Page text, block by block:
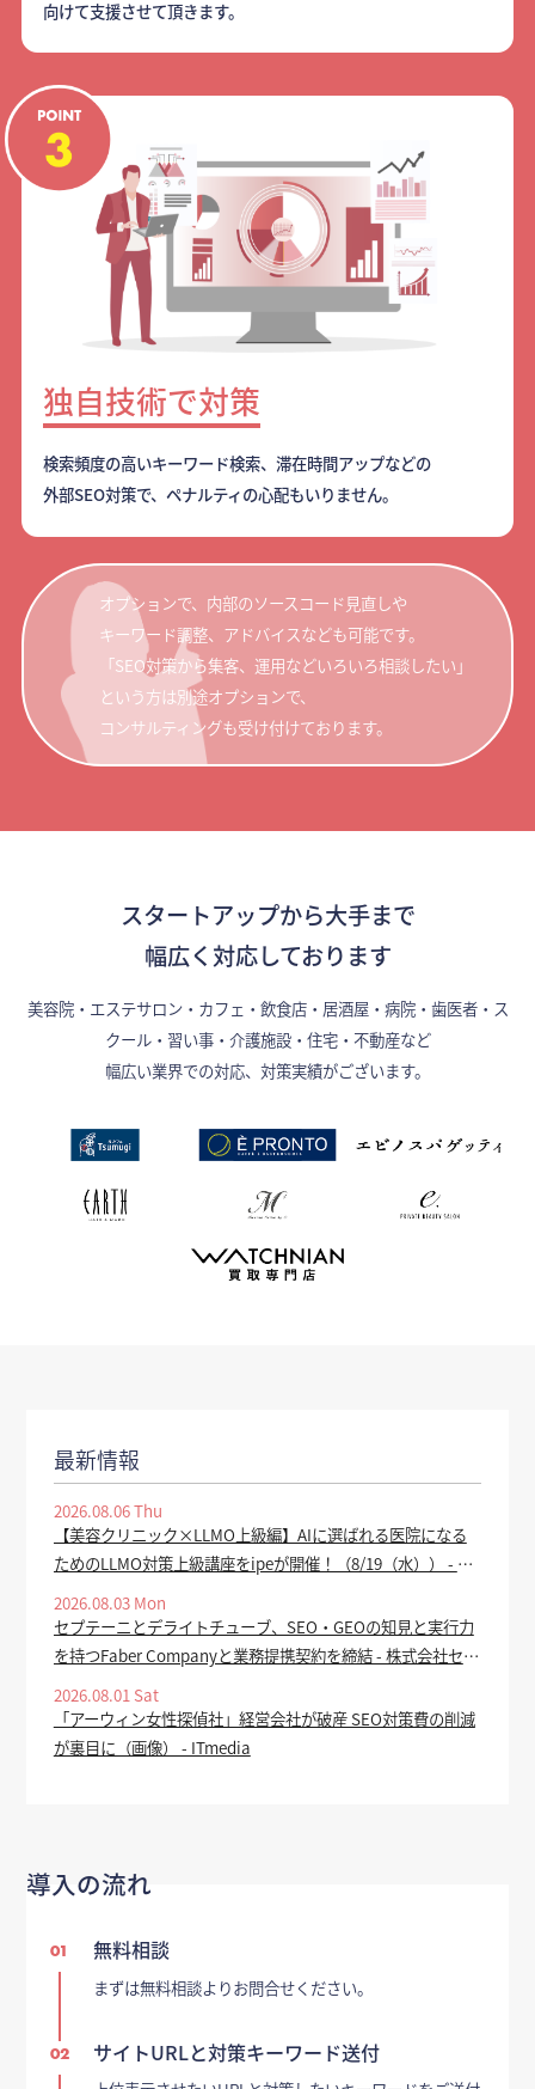
向けて支援させて頂きます。
独自技術で対策
検索頻度の高いキーワード検索、滞在時間アップなどの
外部SEO対策で、ペナルティの心配もいりません。
オプションで、内部のソースコード見直しや
キーワード調整、アドバイスなども可能です。
「SEO対策から集客、運用などいろいろ相談したい」
という方は別途オプションで、
コンサルティングも受け付けております。
スタートアップから大手まで
幅広く対応しております
美容院・エステサロン・カフェ・飲食店・居酒屋・病院・歯医者・ス
クール・習い事・介護施設・住宅・不動産など
幅広い業界での対応、対策実績がございます。
最新情報
2026.08.06 Thu
【美容クリニック×LLMO上級編】AIに選ばれる医院になる
ためのLLMO対策上級講座をipeが開催！（8/19（水）） - PR
2026.08.03 Mon
セプテーニとデライトチューブ、SEO・GEOの知見と実行力
を持つFaber Companyと業務提携契約を締結 - 株式会社セプ
2026.08.01 Sat
「アーウィン女性探偵社」経営会社が破産 SEO対策費の削減
が裏目に（画像） - ITmedia
導入の流れ
01 無料相談
まずは無料相談よりお問合せください。
02 サイトURLと対策キーワード送付